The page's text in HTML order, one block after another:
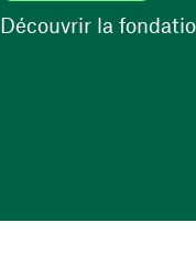
Découvrir la